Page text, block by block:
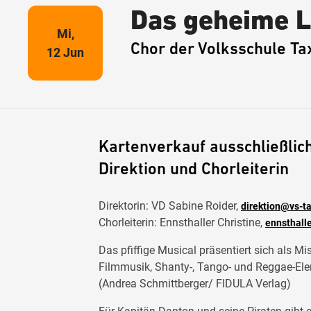
Mi,
12 Jun
Das geheime
Chor der Volksschule
Kartenverkauf
Direktion und Chorleiterin
Direktorin: VD Sabine Roider, direktion@vs-
Chorleiterin: Ennsthaller Christine,
Das pfiffige Musical präsentiert sich als
Filmmusik, Shanty-, Tango- und Reggae-
(Andrea Schmittberger/ FIDULA Verlag)